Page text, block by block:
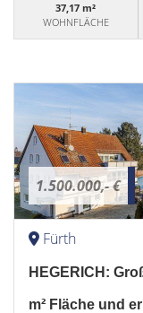
37,17 m²
WOHNFLÄCHE
1.500.000,- €
Fürth
HEGERICH:
m² Fläche und